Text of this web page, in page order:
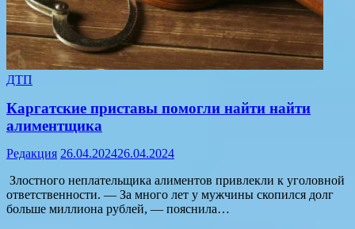
ДТП
Каргатские приставы помогли найти найти
алиментщика
Редакция 26.04.202426.04.2024
Злостного неплательщика алиментов привлекли к уголовной
ответственности. — За много лет у мужчины скопился долг
больше миллиона рублей, — пояснила…